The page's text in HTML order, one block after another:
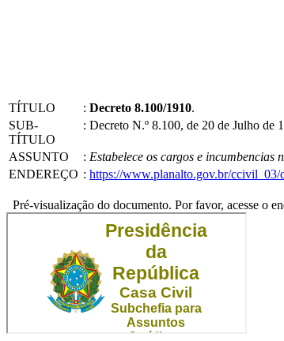
TÍTULO : Decreto 8.100/1910.
SUB-
TÍTULO
: Decreto N.º 8.100, de 20 de Julho de
ASSUNTO : Estabelece os cargos e incumbencias
ENDEREÇO : https://www.planalto.gov.br/ccivil_03/
Pré-visualização do documento. Por favor, acesse o